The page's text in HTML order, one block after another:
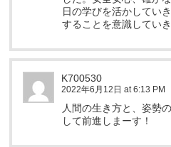
日の学びを活かしてい
することを意識していき
K700530
2022年6月12日 at 6:13 PM
人間の生き方と、姿勢
して前進しまーす！